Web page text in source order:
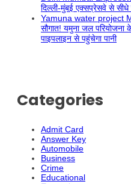
दिल्ली-मुंबई एक्सप्रेसवे से सीधे
Yamuna water project
सौगात! यमुना जल
पाइपलाइन से पहुंचेगा पानी
Categories
Admit Card
Answer Key
Automobile
Business
Crime
Educational